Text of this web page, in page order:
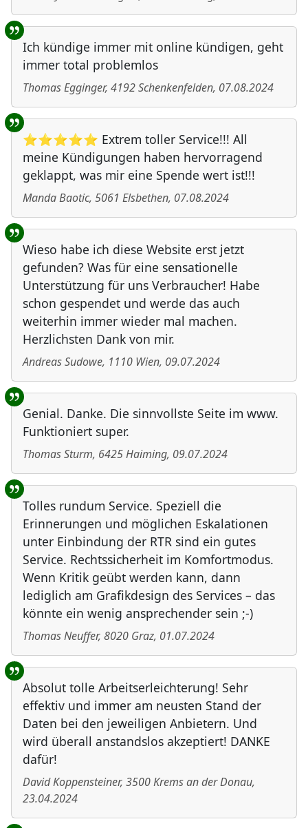
Ich kündige immer mit online kündigen, geht
immer total problemlos
Thomas Egginger, 4192Schenkenfelden, 07.08.2024
⭐⭐⭐⭐⭐ Extrem toller Service!!! All
meine Kündigungen haben hervorragend
geklappt, was mir eine Spende wert ist!!!
Manda Baotic, 5061 Elsbethen, 07.08.2024
Wieso habe ich diese Website erst jetzt
gefunden? Was für eine sensationelle
Unterstützung für uns Verbraucher! Habe
schon gespendet und werde das auch
weiterhin immer wieder mal machen.
Herzlichsten Dank von mir.
Andreas Sudowe, 1110 Wien, 09.07.2024
Genial. Danke. Die sinnvollste Seite im www.
Funktioniert super.
Thomas Sturm, 6425Haiming, 09.07.2024
Tolles rundum Service. Speziell die
Erinnerungen und möglichen Eskalationen
unter Einbindung der RTR sind ein gutes
Service. Rechtssicherheit im Komfortmodus.
Wenn Kritik geübt werden kann, dann
lediglich am Grafikdesign des Services – das
könnte ein wenig ansprechender sein ;-)
Thomas Neuffer, 8020 Graz, 01.07.2024
Absolut tolle Arbeitserleichterung! Sehr
effektiv und immer am neusten Stand der
Daten bei den jeweiligen Anbietern. Und
wird überall anstandslos akzeptiert! DANKE
dafür!
David Koppensteiner, 3500Krems an der Donau,
23.04.2024